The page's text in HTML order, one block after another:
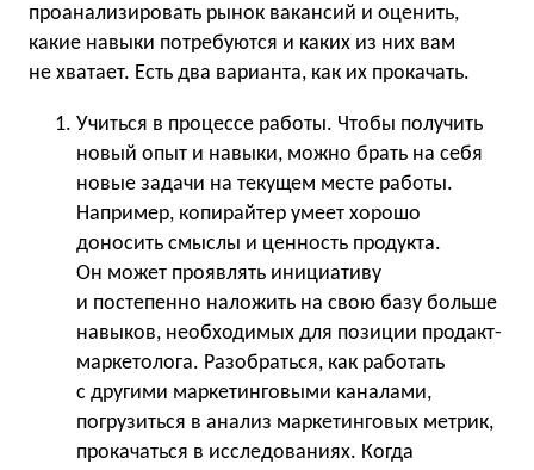
проанализировать рынок вакансий и оценить,
какие навыки потребуются и каких из них вам
не хватает. Есть два варианта, как их прокачать.
Учиться в процессе работы. Чтобы получить
новый опыт и навыки, можно брать на себя
новые задачи на текущем месте работы.
Например, копирайтер умеет хорошо
доносить смыслы и ценность продукта.
Он может проявлять инициативу
и постепенно наложить на свою базу больше
навыков, необходимых для позиции продакт-
маркетолога. Разобраться, как работать
с другими маркетинговыми каналами,
погрузиться в анализ маркетинговых метрик,
прокачаться в исследованиях. Когда